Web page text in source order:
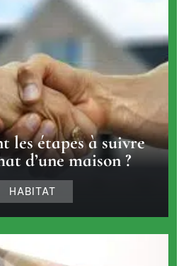
les étapes à suivre
d’une maison ?
HABITAT